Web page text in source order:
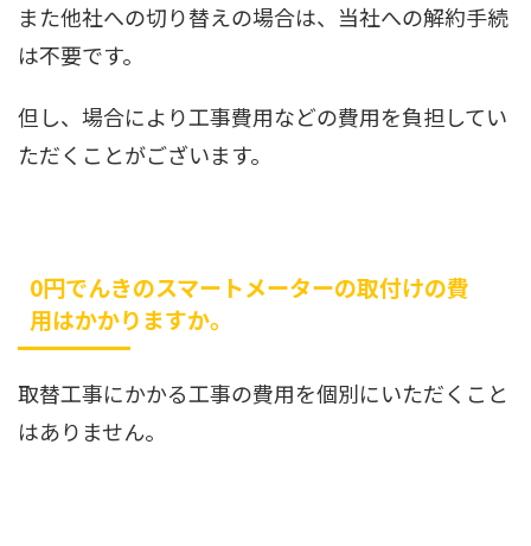
また他社への切り替えの場合は、当社への解約手続
は不要です。
但し、場合により工事費用などの費用を負担してい
ただくことがございます。
0円でんきのスマートメーターの取付けの費
用はかかりますか。
取替工事にかかる工事の費用を個別にいただくこと
はありません。